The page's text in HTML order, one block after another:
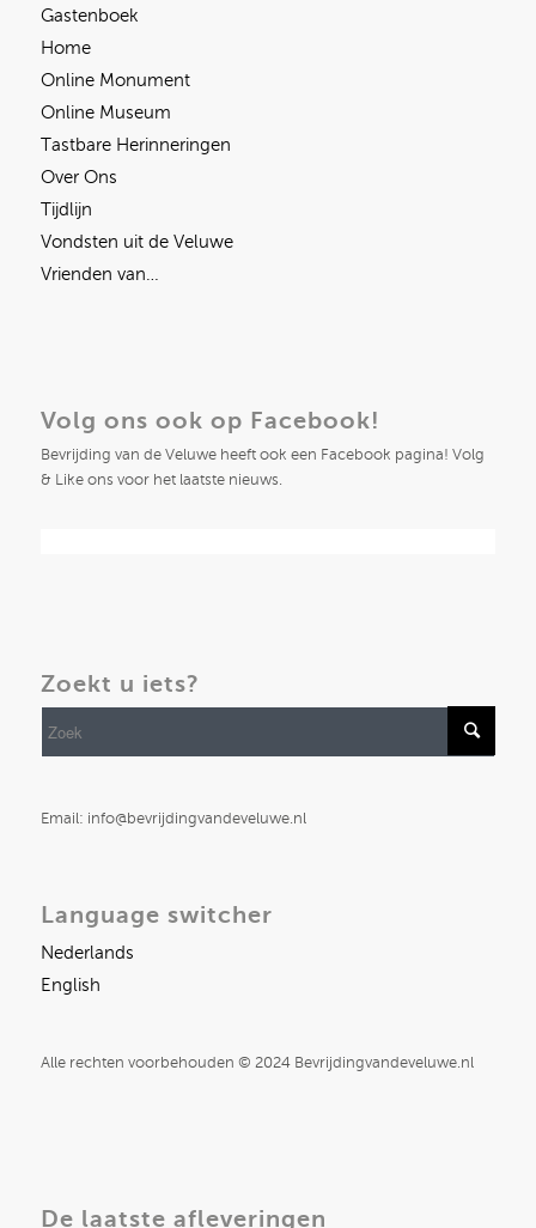
Gastenboek
Home
Online Monument
Online Museum
Tastbare Herinneringen
Over Ons
Tijdlijn
Vondsten uit de Veluwe
Vrienden van…
Volg ons ook op Facebook!
Bevrijding van de Veluwe heeft ook een Facebook pagina! Volg
& Like ons voor het laatste nieuws.
Zoekt u iets?
Email: info@bevrijdingvandeveluwe.nl
Language switcher
Nederlands
English
Alle rechten voorbehouden © 2024 Bevrijdingvandeveluwe.nl
De laatste afleveringen